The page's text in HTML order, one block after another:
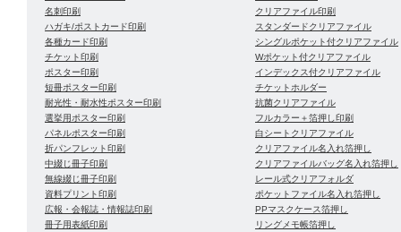
名刺印刷
ハガキ/ポストカード印刷
各種カード印刷
チケット印刷
ポスター印刷
短冊ポスター印刷
耐光性・耐水性ポスター印刷
選挙用ポスター印刷
パネルポスター印刷
折パンフレット印刷
中綴じ冊子印刷
無線綴じ冊子印刷
資料プリント印刷
広報・会報誌・情報誌印刷
冊子用表紙印刷
クリアファイル印刷
スタンダードクリアファイル
シングルポケット付クリアファイル
Wポケット付クリアファイル
インデックス付クリアファイル
チケットホルダー
抗菌クリアファイル
フルカラー＋箔押し印刷
白シートクリアファイル
クリアファイル名入れ箔押し
クリアファイルバッグ名入れ箔押し
レール式クリアフォルダ
ポケットファイル名入れ箔押し
PPマスクケース箔押し
リングメモ帳箔押し